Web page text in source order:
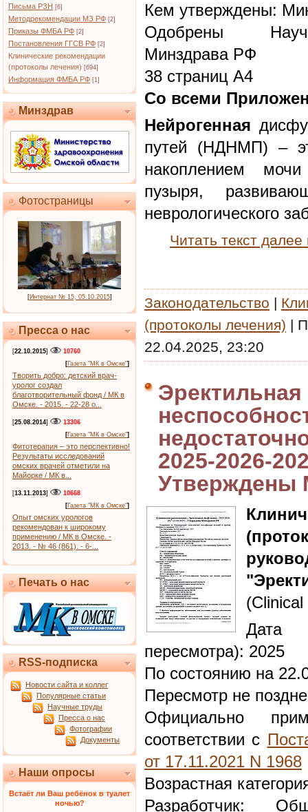
Письма РЗН [6]
Методрекомендации МЗ РФ [2]
Приказы ФМБА РФ [2]
Постановления ГГСВ РФ [2]
Клинические рекомендации
(протоколы лечения) [694]
Информация ФМБА РФ [1]
Минздрав
Фотостраницы
[Интернат № 15, 05.10.2015]
Пресса о нас
[22.10.2015]
10760
[Газета "МК в Омске"]
Творить добро: детский врач-
уролог создал
благотворительный фонд / МК в
Омске. - 2015. - 22-28 о...
[25.08.2014]
13306
[Газета "МК в Омске"]
Фитотерапия – это перспективно!
Результаты исследований
омских врачей отметили на
Майорке / МК в...
[13.11.2013]
10668
[Газета "МК в Омске"]
Опыт омских урологов
рекомендован к широкому
применению / МК в Омске. -
2013. - № 46 (861). - 6-...
Печать о нас
RSS-подписка
Новости сайта и коллег
Популярные статьи
Научные труды
Пресса о нас
Фотографии
Документы
Наши опросы
Встаёт ли Ваш ребёнок в туалет
ночью?
Кем утверждены:
Одобрены
Минздрава РФ
38 страниц А4
Со всеми
Нейрогенная
путей (НДНМП) –
накоплением
пузыря,
неврологического
Читать текст
Законодательство |
(протоколы лечения) |
22.04.2025, 23:20
2025-2026-
Утверждены
Дата
пересмотра): 2025
По состоянию на
Пересмотр не
Официально
соответствии с
от 17.11.2021 N 1968
Возрастная
Разработчик: